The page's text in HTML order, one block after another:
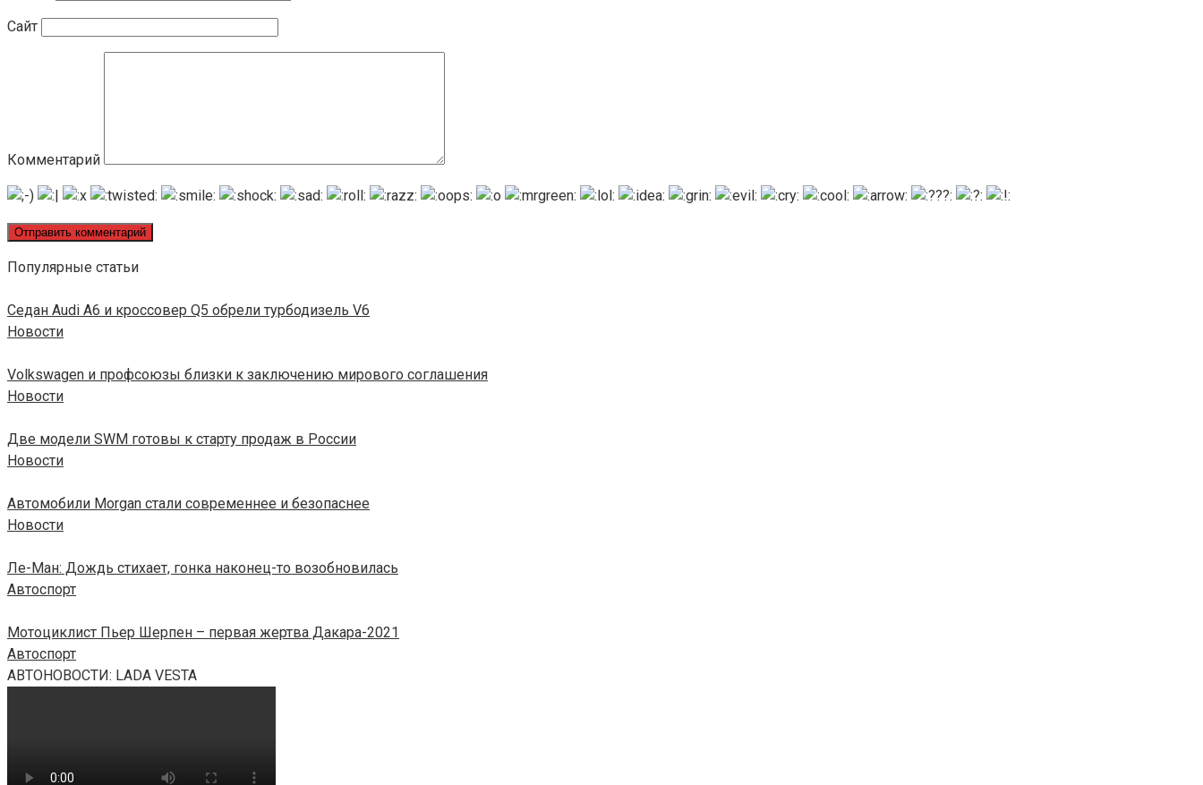
Сайт
Комментарий
Популярные статьи
Седан Audi A6 и кроссовер Q5 обрели турбодизель V6
Новости
Volkswagen и профсоюзы близки к заключению мирового соглашения
Новости
Две модели SWM готовы к старту продаж в России
Новости
Автомобили Morgan стали современнее и безопаснее
Новости
Ле-Ман: Дождь стихает, гонка наконец-то возобновилась
Автоспорт
Мотоциклист Пьер Шерпен – первая жертва Дакара-2021
Автоспорт
АВТОНОВОСТИ: LADA VESTA